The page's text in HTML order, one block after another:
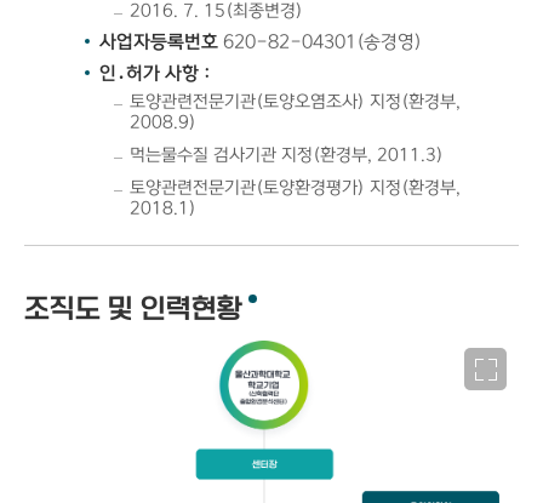
2016. 7. 15(최종변경)
사업자등록번호 620-82-04301(송경영)
인․허가 사항 :
토양관련전문기관(토양오염조사) 지정(환경부,
2008.9)
먹는물수질 검사기관 지정(환경부, 2011.3)
토양관련전문기관(토양환경평가) 지정(환경부,
2018.1)
조직도 및 인력현황